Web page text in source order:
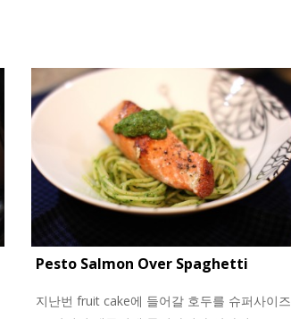
Pesto Salmon Over Spaghetti
지난번 fruit cake에 들어갈 호두를 슈퍼사이즈